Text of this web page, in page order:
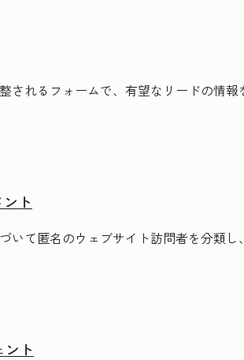
されるフォームで、有望なリードの情
ト
いて匿名のウェブサイト訪問者を分類し
ト